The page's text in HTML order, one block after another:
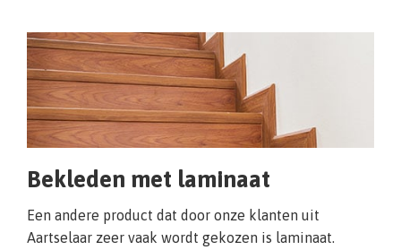
Bekleden met laminaat
Een andere product dat door onze klanten uit
Aartselaar zeer vaak wordt gekozen is laminaat.